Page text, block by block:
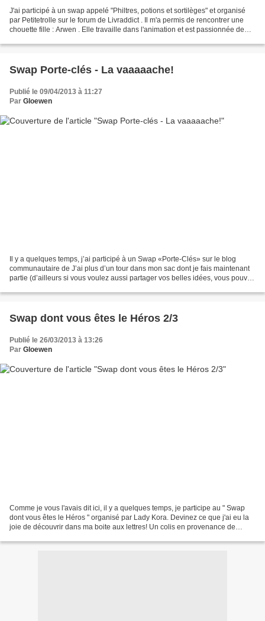
J'ai participé à un swap appelé "Philtres, potions et sortilèges" et organisé
par Petitetrolle sur le forum de Livraddict . Il m'a permis de rencontrer une
chouette fille : Arwen . Elle travaille dans l'animation et est passionnée de
Swap Porte-clés - La vaaaaache!
Publié le 09/04/2013 à 11:27
Par Gloewen
Il y a quelques temps, j’ai participé à un Swap «Porte-Clés» sur le blog
communautaire de J’ai plus d’un tour dans mon sac dont je fais maintenant
partie (d’ailleurs si vous voulez aussi partager vos belles idées, vous pouvez
Swap dont vous êtes le Héros 2/3
Publié le 26/03/2013 à 13:26
Par Gloewen
Comme je vous l'avais dit ici, il y a quelques temps, je participe au " Swap
dont vous êtes le Héros " organisé par Lady Kora. Devinez ce que j'ai eu la
joie de découvrir dans ma boite aux lettres! Un colis en provenance de